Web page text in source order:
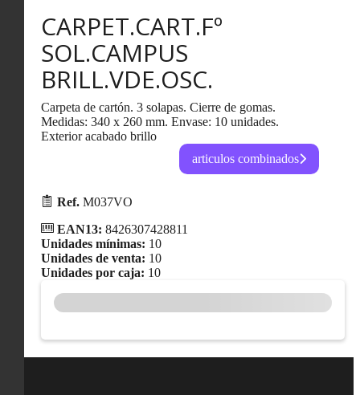
CARPET.CART.Fº
SOL.CAMPUS
BRILL.VDE.OSC.
Carpeta de cartón. 3 solapas. Cierre de gomas.
Medidas: 340 x 260 mm. Envase: 10 unidades.
Exterior acabado brillo
articulos combinados
Ref. M037VO
EAN13: 8426307428811
Unidades mínimas: 10
Unidades de venta: 10
Unidades por caja: 10